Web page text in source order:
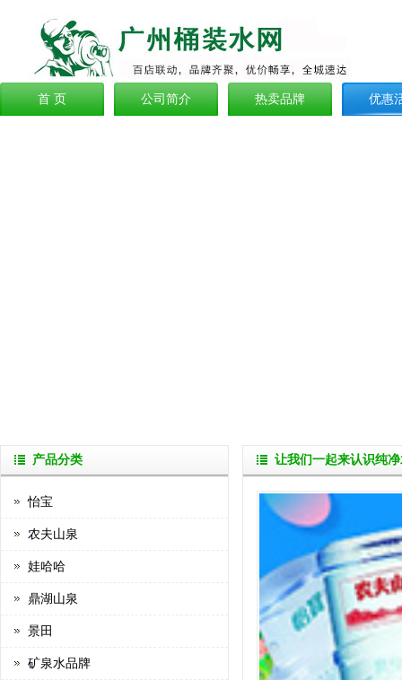
首 页 公司简介 热卖品牌 优惠
产品分类
怡宝
农夫山泉
娃哈哈
鼎湖山泉
景田
矿泉水品牌
让我们一起来认识纯